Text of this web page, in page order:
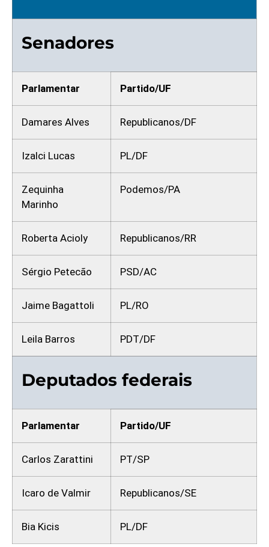
Senadores
Parlamentar Partido/UF
Damares Alves Republicanos/DF
Izalci Lucas PL/DF
Zequinha
Marinho
Podemos/PA
Roberta Acioly Republicanos/RR
Sérgio Petecão PSD/AC
Jaime Bagattoli PL/RO
Leila Barros PDT/DF
Deputados federais
Parlamentar Partido/UF
Carlos Zarattini PT/SP
Icaro de Valmir Republicanos/SE
Bia Kicis PL/DF